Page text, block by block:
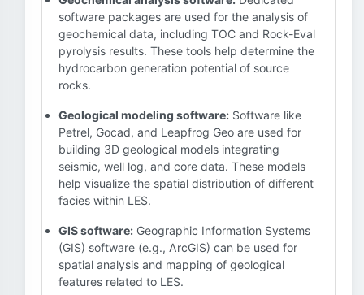
software packages are used for the analysis of
geochemical data, including TOC and Rock-Eval
pyrolysis results. These tools help determine the
hydrocarbon generation potential of source
rocks.
Geological modeling software: Software like
Petrel, Gocad, and Leapfrog Geo are used for
building 3D geological models integrating
seismic, well log, and core data. These models
help visualize the spatial distribution of different
facies within LES.
GIS software: Geographic Information Systems
(GIS) software (e.g., ArcGIS) can be used for
spatial analysis and mapping of geological
features related to LES.